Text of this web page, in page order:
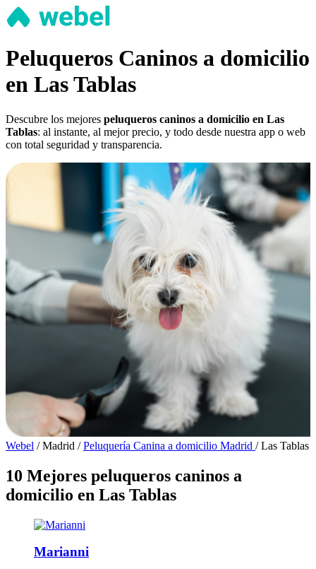
Peluqueros Caninos a domicilio
en Las Tablas
Descubre los mejores peluqueros caninos a domicilio en Las
Tablas: al instante, al mejor precio, y todo desde nuestra app o web
con total seguridad y transparencia.
Webel / Madrid / Peluquería Canina a domicilio Madrid / Las Tablas
10 Mejores peluqueros caninos a
domicilio en Las Tablas
Marianni